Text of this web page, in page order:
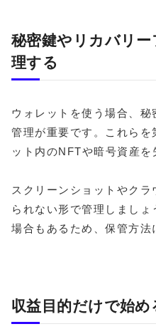
秘密鍵やリカバリ
理する
ウォレットを使う場合、
管理が重要です。これらを
ット内のNFTや暗号資産を
スクリーンショットやク
られない形で管理しまし
場合もあるため、保管方法
収益目的だけで始